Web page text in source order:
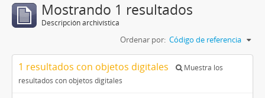
Mostrando 1 resultados
Descripción archivística
Ordenar por: Código de referencia
1 resultados con objetos digitales
Muestra los
resultados con objetos digitales